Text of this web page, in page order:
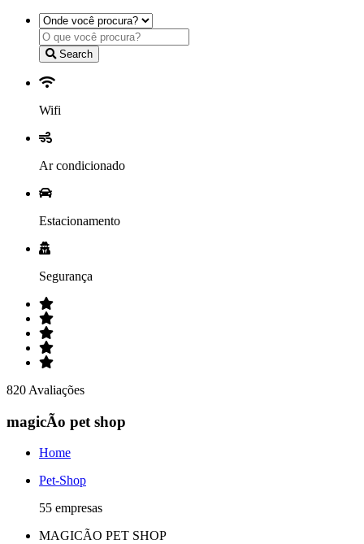
Search
Wifi
Ar condicionado
Estacionamento
Segurança
820 Avaliações
magicÃo pet shop
Home
Pet-Shop
55 empresas
MAGICÃO PET SHOP